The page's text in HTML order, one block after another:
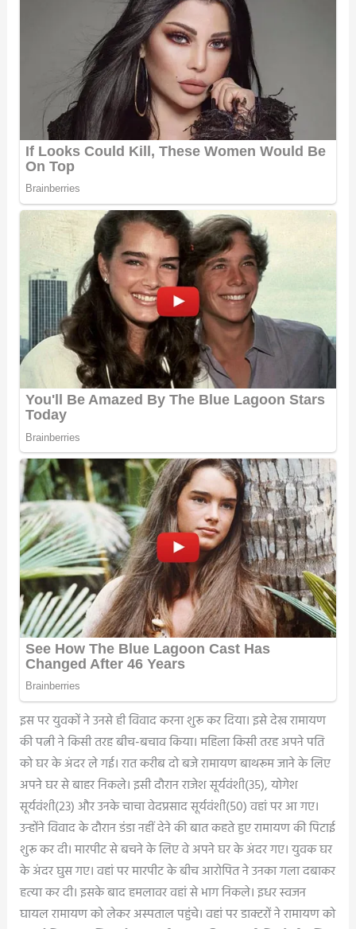
इस पर युवकों ने उनसे ही विवाद करना शुरू कर दिया। इसे देख रामायण
की पत्नी ने किसी तरह बीच-बचाव किया। महिला किसी तरह अपने पति
को घर के अंदर ले गई। रात करीब दो बजे रामायण बाथरूम जाने के लिए
अपने घर से बाहर निकले। इसी दौरान राजेश सूर्यवंशी(35), योगेश
सूर्यवंशी(23) और उनके चाचा वेदप्रसाद सूर्यवंशी(50) वहां पर आ गए।
उन्होंने विवाद के दौरान डंडा नहीं देने की बात कहते हुए रामायण की पिटाई
शुरू कर दी। मारपीट से बचने के लिए वे अपने घर के अंदर गए। युवक घर
के अंदर घुस गए। वहां पर मारपीट के बीच आरोपित ने उनका गला दबाकर
हत्या कर दी। इसके बाद हमलावर वहां से भाग निकले। इधर स्वजन
घायल रामायण को लेकर अस्पताल पहुंचे। वहां पर डाक्टरों ने रामायण को